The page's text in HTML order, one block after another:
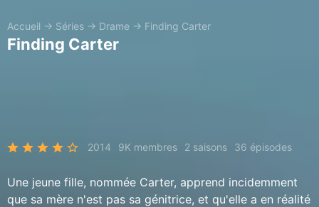
Accueil → Séries → Drame → Finding Carter
Finding Carter
2014 9K membres 2 saisons 36 épisodes
Une jeune fille, nommée Carter, apprend incidemment
que sa mère n'est pas sa génitrice, et qu'elle a en réalité